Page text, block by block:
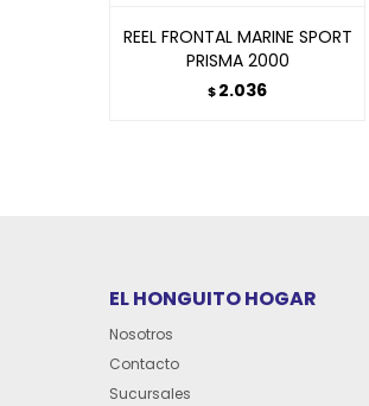
REEL FRONTAL MARINE SPORT
PRISMA 2000
$2.036
EL HONGUITO HOGAR
Nosotros
Contacto
Sucursales